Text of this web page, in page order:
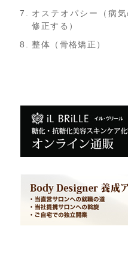
オステオパシー（病
修正する）
整体（骨格矯正）